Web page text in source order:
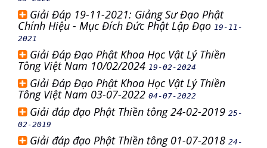
Giải Đáp 19-11-2021: Giảng Sư Đạo Phật
Chính Hiệu - Mục Đích Đức Phật Lập Đạo 19-11-
2021
Giải Đáp Đạo Phật Khoa Học Vật Lý Thiền
Tông Việt Nam 10/02/2024 19-02-2024
Giải Đáp Đạo Phật Khoa Học Vật Lý Thiền
Tông Việt Nam 03-07-2022 04-07-2022
Giải đáp đạo Phật Thiền tông 24-02-2019 25-
02-2019
Giải đáp đạo Phật Thiền tông 01-07-2018 24-